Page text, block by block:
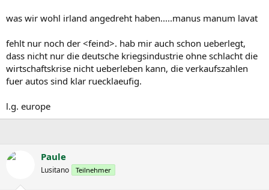
was wir wohl irland angedreht haben.....manus manum lavat
fehlt nur noch der <feind>. hab mir auch schon ueberlegt,
dass nicht nur die deutsche kriegsindustrie ohne schlacht die
wirtschaftskrise nicht ueberleben kann, die verkaufszahlen
fuer autos sind klar ruecklaeufig.
l.g. europe
Paule
Lusitano Teilnehmer